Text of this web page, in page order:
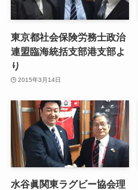
東京都社会保険労務士政治
連盟臨海統括支部港支部よ
り
2015年3月14日
水谷眞関東ラグビー協会理